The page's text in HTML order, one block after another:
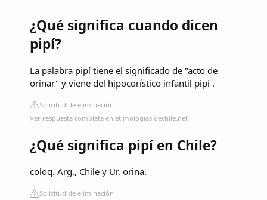
¿Qué significa cuando dicen
pipí?
La palabra pipí tiene el significado de "acto de
orinar" y viene del hipocorístico infantil pipi .
Solicitud de eliminación
Ver respuesta completa en etimologias.dechile.net
¿Qué significa pipí en Chile?
coloq. Arg., Chile y Ur. orina.
Solicitud de eliminación